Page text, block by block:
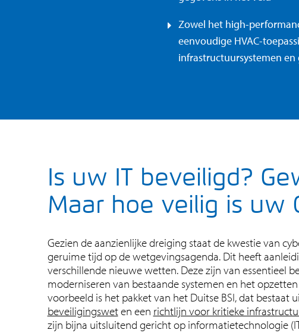
Zowel het high-
eenvoudige HVAC-
infrastructuursystemen
Is uw IT beveiligd?
Maar hoe veilig is uw
Gezien de aanzienlijke dreiging staat de kwestie van
geruime tijd op de wetgevingsagenda. Dit heeft
verschillende nieuwe wetten. Deze zijn van essentieel
moderniseren van bestaande systemen en het
voorbeeld is het pakket van het Duitse BSI, dat bestaat
beveiligingsweten een richtlijn voor kritieke
zijn bijna uitsluitend gericht op informatietechnologie